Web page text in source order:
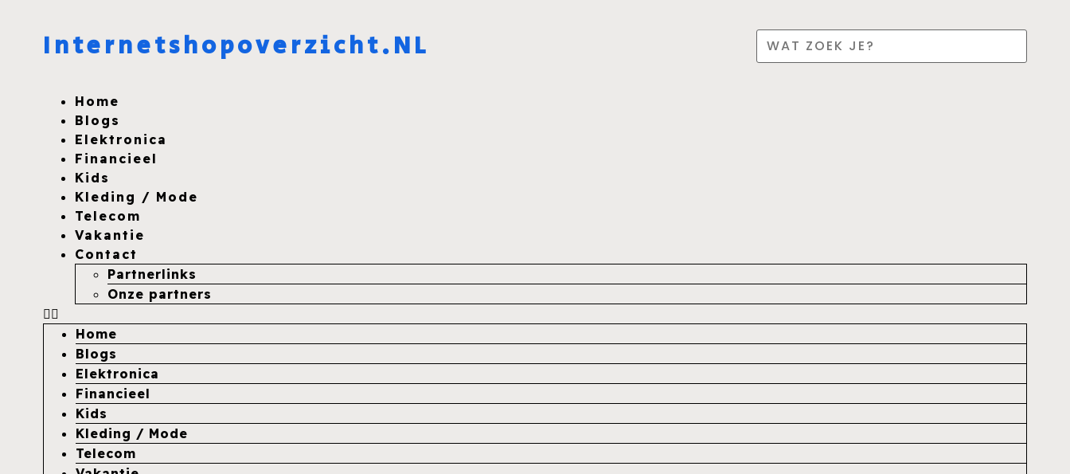
Internetshopoverzicht.NL
Home
Blogs
Elektronica
Financieel
Kids
Kleding / Mode
Telecom
Vakantie
Contact
Partnerlinks
Onze partners
Home
Blogs
Elektronica
Financieel
Kids
Kleding / Mode
Telecom